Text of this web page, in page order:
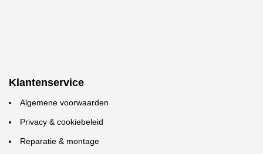
Klantenservice
Algemene voorwaarden
Privacy & cookiebeleid
Reparatie & montage